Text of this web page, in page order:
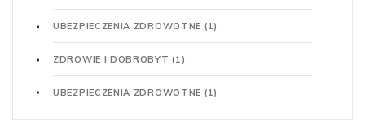
UBEZPIECZENIA ZDROWOTNE (1)
ZDROWIE I DOBROBYT(1)
UBEZPIECZENIA ZDROWOTNE (1)